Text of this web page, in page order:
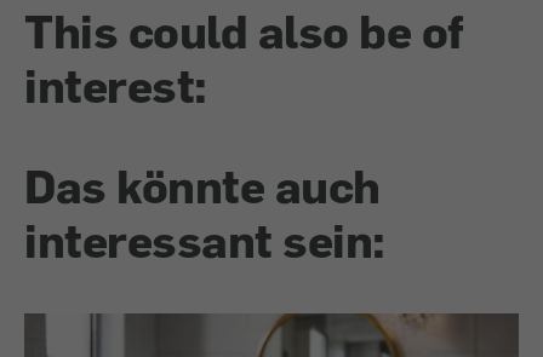
This could also be of
interest:
Das könnte auch
interessant sein: